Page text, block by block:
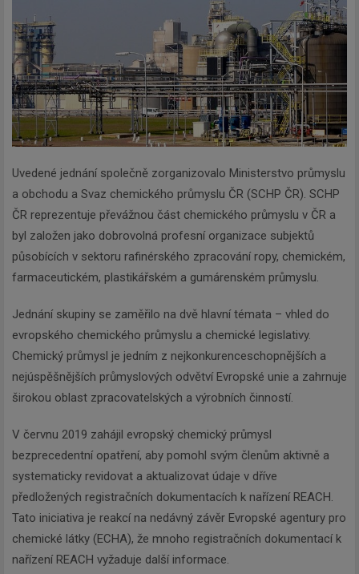
Uvedené jednání společně zorganizovalo Ministerstvo průmyslu
a obchodu a Svaz chemického průmyslu ČR (SCHP ČR). SCHP
ČR reprezentuje převážnou část chemického průmyslu v ČR a
byl založen jako dobrovolná profesní organizace subjektů
působících v sektoru rafinérského zpracování ropy, chemickém,
farmaceutickém, plastikářském a gumárenském průmyslu.
Jednání skupiny se zaměřilo na dvě hlavní témata – vhled do
evropského chemického průmyslu a chemické legislativy.
Chemický průmysl je jedním z nejkonkurenceschopnějších a
nejúspěšnějších průmyslových odvětví Evropské unie a zahrnuje
širokou oblast zpracovatelských a výrobních činností.
V červnu 2019 zahájil evropský chemický průmysl
bezprecedentní opatření, aby pomohl svým členům aktivně a
systematicky revidovat a aktualizovat údaje v dříve
předložených registračních dokumentacích k nařízení REACH.
Tato iniciativa je reakcí na nedávný závěr Evropské agentury pro
chemické látky (ECHA), že mnoho registračních dokumentací k
nařízení REACH vyžaduje další informace.